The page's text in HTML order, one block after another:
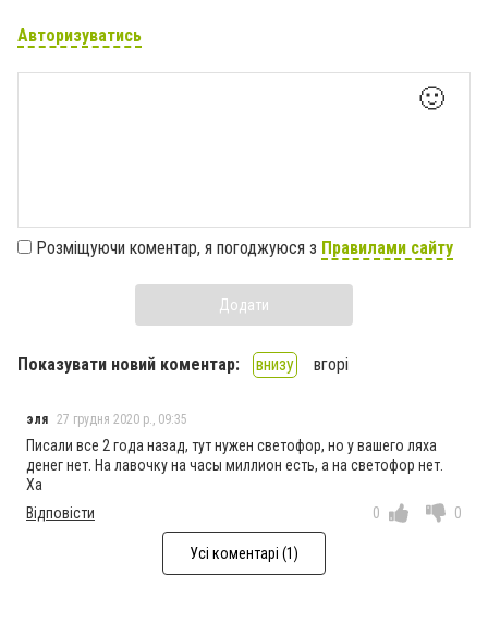
Авторизуватись
🙂
Розміщуючи коментар, я погоджуюся з Правилами сайту
Додати
Показувати новий коментар: внизу вгорі
эля 27 грудня 2020 р., 09:35
Писали все 2 года назад, тут нужен светофор, но у вашего ляха
денег нет. На лавочку на часы миллион есть, а на светофор нет.
Ха
Відповісти
0 0
Усі коментарі (1)